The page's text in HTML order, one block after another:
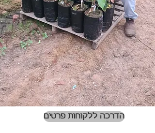
הדרכה ללקוחות פרטים